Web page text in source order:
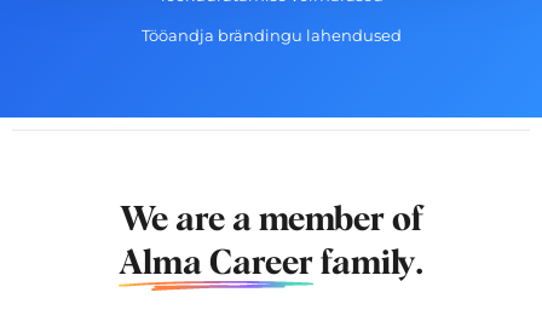
Tööandja brändingu lahendused
We are a member of
Alma Career family.